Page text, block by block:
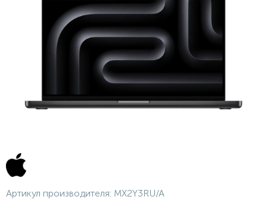
Артикул производителя: MX2Y3RU/A